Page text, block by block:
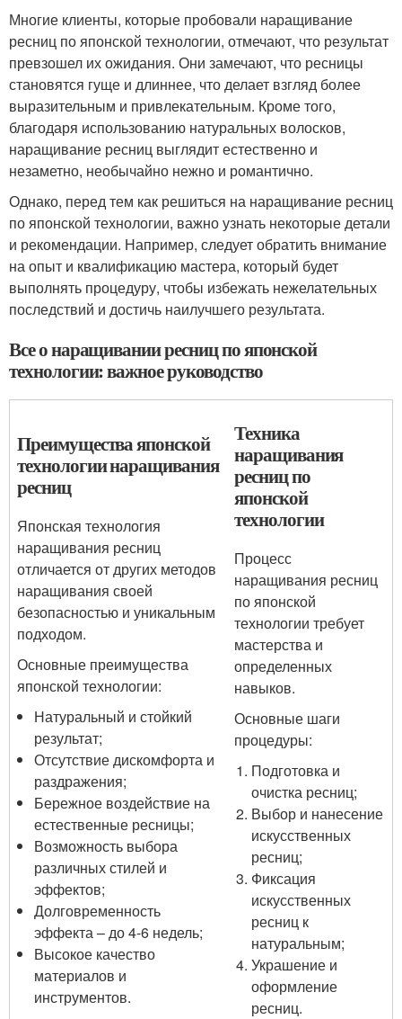
Многие клиенты, которые пробовали наращивание
ресниц по японской технологии, отмечают, что результат
превзошел их ожидания. Они замечают, что ресницы
становятся гуще и длиннее, что делает взгляд более
выразительным и привлекательным. Кроме того,
благодаря использованию натуральных волосков,
наращивание ресниц выглядит естественно и
незаметно, необычайно нежно и романтично.
Однако, перед тем как решиться на наращивание ресниц
по японской технологии, важно узнать некоторые детали
и рекомендации. Например, следует обратить внимание
на опыт и квалификацию мастера, который будет
выполнять процедуру, чтобы избежать нежелательных
последствий и достичь наилучшего результата.
Все о наращивании ресниц по японской
технологии: важное руководство
Преимущества японской
технологии наращивания
ресниц
Японская технология
наращивания ресниц
отличается от других методов
наращивания своей
безопасностью и уникальным
подходом.
Основные преимущества
японской технологии:
Натуральный и стойкий
результат;
Отсутствие дискомфорта и
раздражения;
Бережное воздействие на
естественные ресницы;
Возможность выбора
различных стилей и
эффектов;
Долговременность
эффекта – до 4-6 недель;
Высокое качество
материалов и
инструментов.
Техника
наращивания
ресниц по
японской
технологии
Процесс
наращивания ресниц
по японской
технологии требует
мастерства и
определенных
навыков.
Основные шаги
процедуры:
Подготовка и
очистка ресниц;
Выбор и нанесение
искусственных
ресниц;
Фиксация
искусственных
ресниц к
натуральным;
Украшение и
оформление
ресниц.